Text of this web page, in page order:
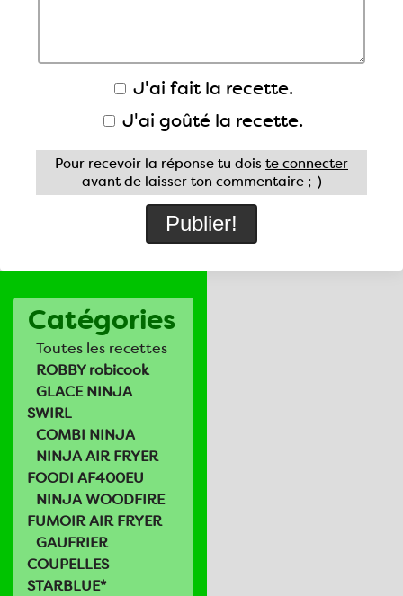
Catégories
Toutes les recettes
ROBBY robicook
GLACE NINJA
SWIRL
COMBI NINJA
NINJA AIR FRYER
FOODI AF400EU
NINJA WOODFIRE
FUMOIR AIR FRYER
GAUFRIER
COUPELLES
STARBLUE*
J'ai fait la recette.
J'ai goûté la recette.
Pour recevoir la réponse tu dois te connecter
avant de laisser ton commentaire ;-)